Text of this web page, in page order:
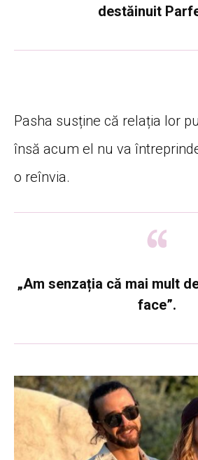
destăinuit
Pasha susține că relația lor
însă acum el nu va
o reînvia.
„Am senzația că mai mult
face”.